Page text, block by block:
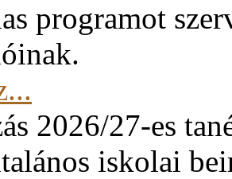
programot
2026/27-es
iskolai